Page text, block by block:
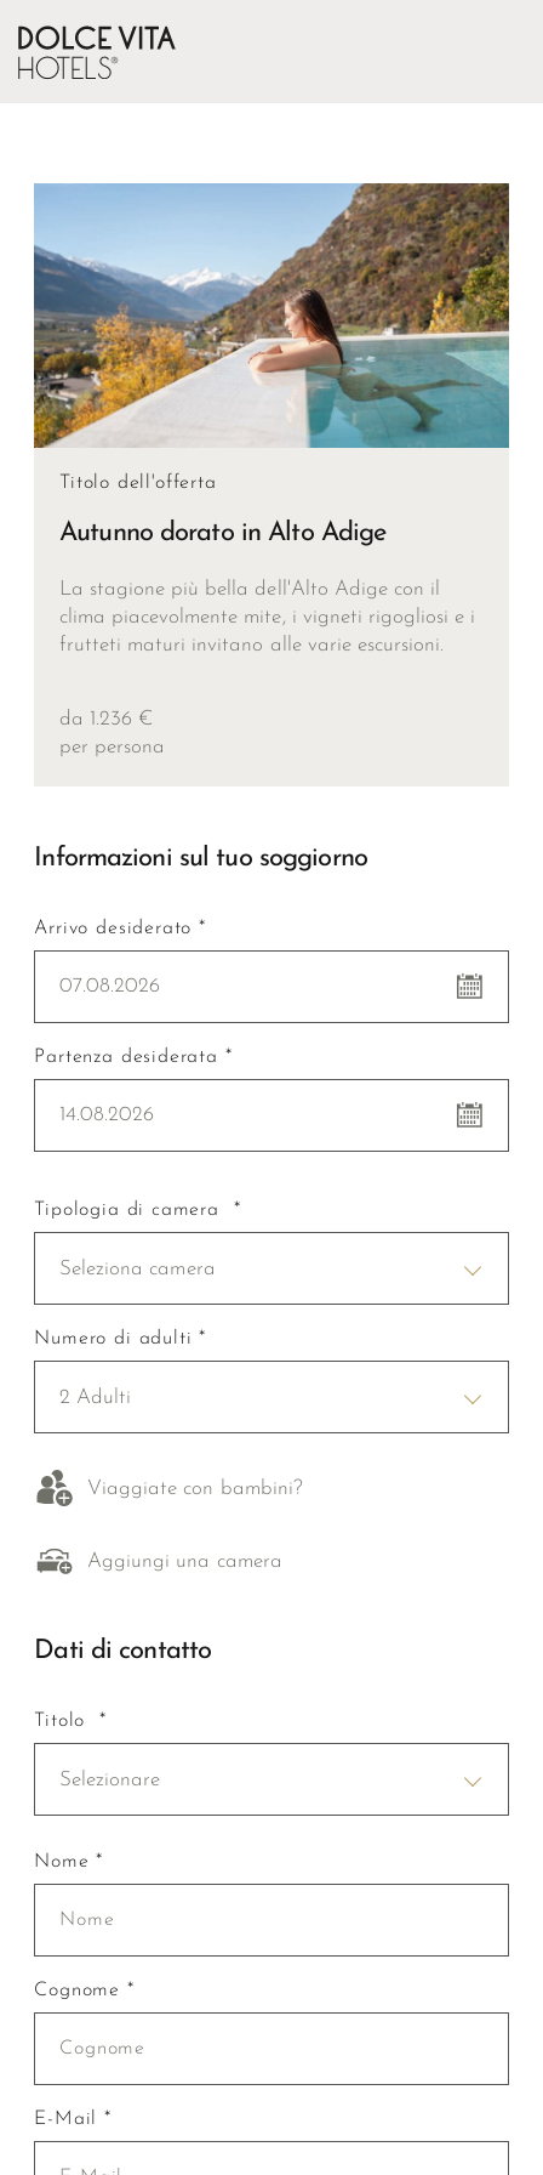
Titolo dell'offerta
Autunno dorato in Alto Adige
La stagione più bella dell'Alto Adige con il
clima piacevolmente mite, i vigneti rigogliosi e i
frutteti maturi invitano alle varie escursioni.
da 1.236 €
per persona
Informazioni sul tuo soggiorno
Arrivo desiderato *
07.08.2026
Partenza desiderata *
14.08.2026
Tipologia di camera *
Seleziona camera
Numero di adulti *
2 Adulti
Viaggiate con bambini?
Aggiungi una camera
Dati di contatto
Titolo *
Selezionare
Nome *
Cognome *
E-Mail *